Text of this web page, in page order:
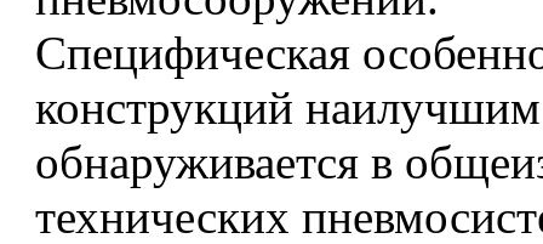
Специфическая
конструкций
обнаруживается в
технических